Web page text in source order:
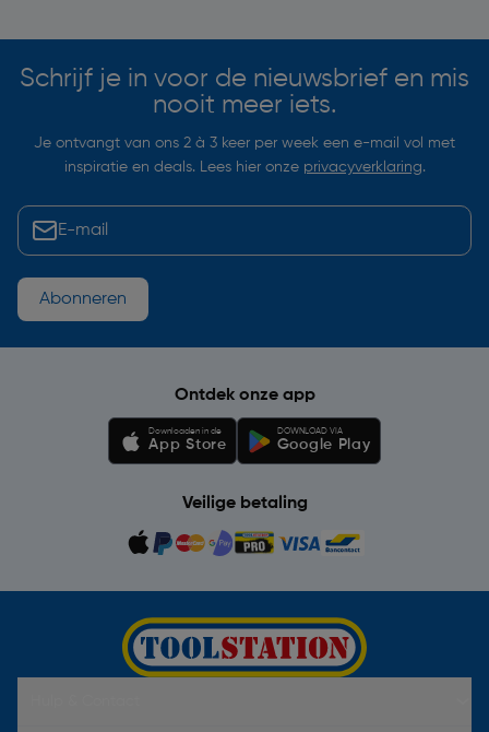
Schrijf je in voor de nieuwsbrief en mis
nooit meer iets.
Je ontvangt van ons 2 à 3 keer per week een e-mail vol met
inspiratie en deals. Lees hier onze privacyverklaring.
Abonneren
Ontdek onze app
Downloaden in de
App Store
DOWNLOAD VIA
Google Play
Veilige betaling